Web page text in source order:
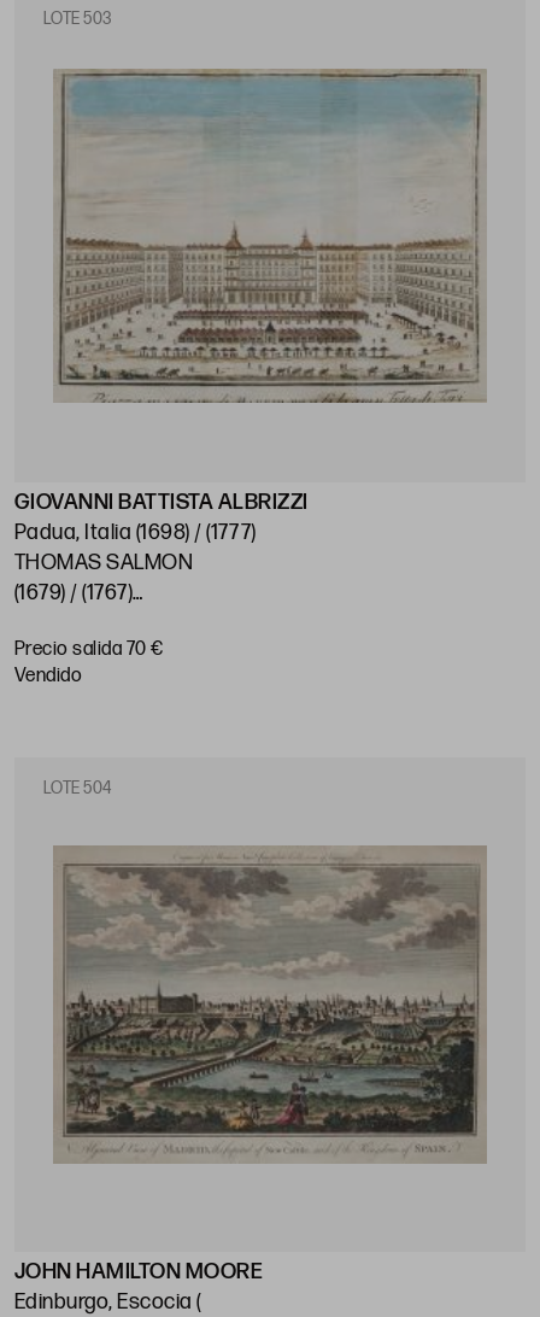
LOTE 503
GIOVANNI BATTISTA ALBRIZZI
Padua, Italia (1698) / (1777)
THOMAS SALMON
(1679) / (1767)
Encuadre: 17,3 x 21 cm
Precio salida 70 €
vendido
LOTE 504
JOHN HAMILTON MOORE
Edinburgo, Escocia (